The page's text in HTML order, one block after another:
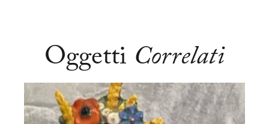
Oggetti Correlati